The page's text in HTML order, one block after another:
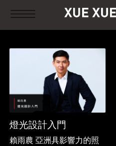
燈光設計入門
賴雨農 亞洲具影響力的照